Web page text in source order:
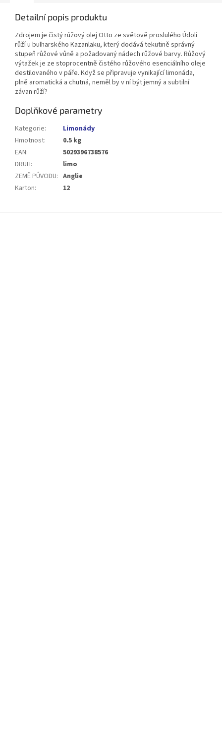
Detailní popis produktu
Zdrojem je čistý růžový olej Otto ze světově proslulého Údolí
růží u bulharského Kazanlaku, který dodává tekutině správný
stupeň růžové vůně a požadovaný nádech růžové barvy. Růžový
výtažek je ze stoprocentně čistého růžového esenciálního oleje
destilovaného v páře. Když se připravuje vynikající limonáda,
plně aromatická a chutná, neměl by v ní být jemný a subtilní
závan růží?
Doplňkové parametry
Kategorie:
Limonády
Hmotnost:
0.5 kg
EAN:
5029396738576
DRUH:
limo
ZEMĚ PŮVODU: Anglie
Karton: 12